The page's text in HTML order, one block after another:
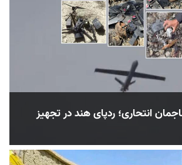
انتحاری؛ ردپای هند در تجهیز